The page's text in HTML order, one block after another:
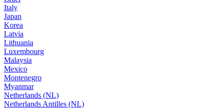
Italy
Japan
Korea
Latvia
Lithuania
Luxembourg
Malaysia
Mexico
Montenegro
Myanmar
Netherlands (NL)
Netherlands Antilles (NL)